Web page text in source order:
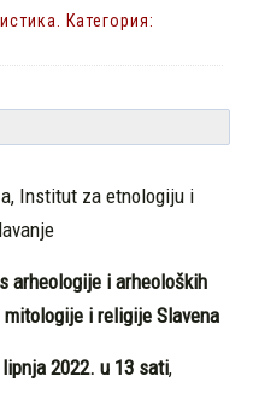
Категория:
Institut za etnologiju i
arheologije i arheoloških
i religije Slavena
2022. u 13 sati,